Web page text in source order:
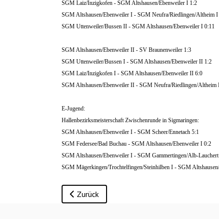
SGM Laiz/Inzigkofen - SGM Altshausen/Ebenweiler I 1:2
SGM Altshausen/Ebenweiler I - SGM Neufra/Riedlingen/Altheim I
SGM Uttenweiler/Bussen II - SGM Altshausen/Ebenweiler I 0:11
SGM Altshausen/Ebenweiler II - SV Braunenweiler 1:3
SGM Uttenweiler/Bussen I - SGM Altshausen/Ebenweiler II 1:2
SGM Laiz/Inzigkofen I - SGM Altshausen/Ebenweiler II 6:0
SGM Altshausen/Ebenweiler II - SGM Neufra/Riedlingen/Altheim
E-Jugend:
Hallenbezirksmeisterschaft Zwischenrunde in Sigmaringen:
SGM Altshausen/Ebenweiler I - SGM Scheer/Ennetach 5:1
SGM Federsee/Bad Buchau - SGM Altshausen/Ebenweiler I 0:2
SGM Altshausen/Ebenweiler I - SGM Gammertingen/Alb-
SGM Mägerkingen/Trochtelfingen/Steinhilben I - SGM
Vorheriger Beitrag: Jugendergebnisse vom
Zurück